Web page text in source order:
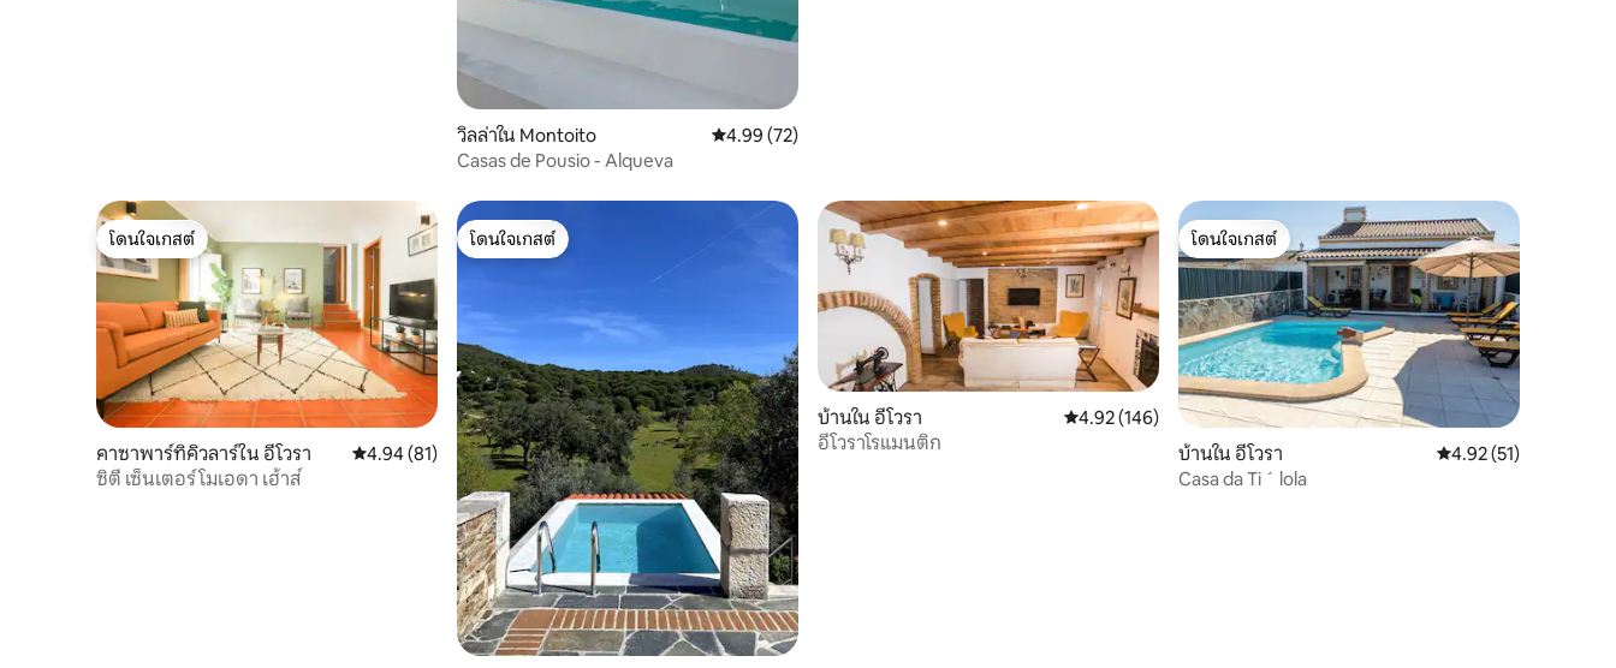
วิลล่าใน Montoito คะแนนเฉลี่ย 4.99 จาก 5, 72 รีวิว
4.99 (72)
Casas de Pousio - Alqueva
โดนใจเกสต์
โดนใจเกสต์
คาซาพาร์ทิคิวลาร์ใน อีโวรา คะแนนเฉลี่ย 4.94 จาก 5, 81 รีวิว
4.94 (81)
ซิตี้ เซ็นเตอร์ โมเอดา เฮ้าส์
โดนใจเกสต์
โดนใจเกสต์
บ้านใน อีโวรา คะแนนเฉลี่ย 4.92 จาก 5, 146 รีวิว
4.92 (146)
อีโวราโรแมนติก
โดนใจเกสต์
โดนใจเกสต์
บ้านใน อีโวรา คะแนนเฉลี่ย 4.92 จาก
4.92 (51)
Casa da Ti ´ lola